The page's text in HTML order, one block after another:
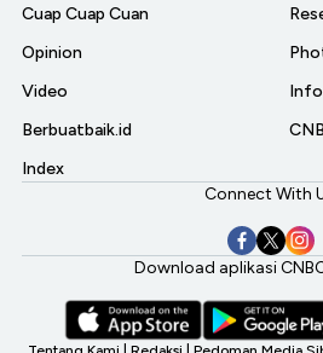
Cuap Cuap Cuan
Opinion
Video
Berbuatbaik.id
Index
Connect With
Download aplikasi